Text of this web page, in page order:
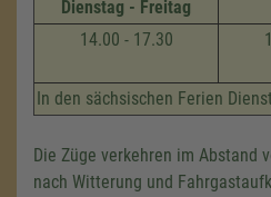
Dienstag - Freitag
14.00 - 17.30
In den sächsischen Ferien
Die Züge verkehren im Abstand
nach Witterung und